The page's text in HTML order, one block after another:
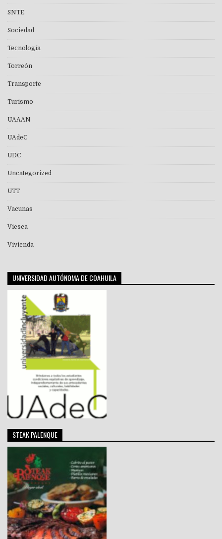
SNTE
Sociedad
Tecnología
Torreón
Transporte
Turismo
UAAAN
UAdeC
UDC
Uncategorized
UTT
Vacunas
Viesca
Vivienda
UNIVERSIDAD AUTÓNOMA DE COAHUILA
STEAK PALENQUE